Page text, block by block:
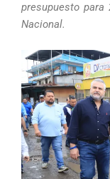
presupuesto para
Nacional.